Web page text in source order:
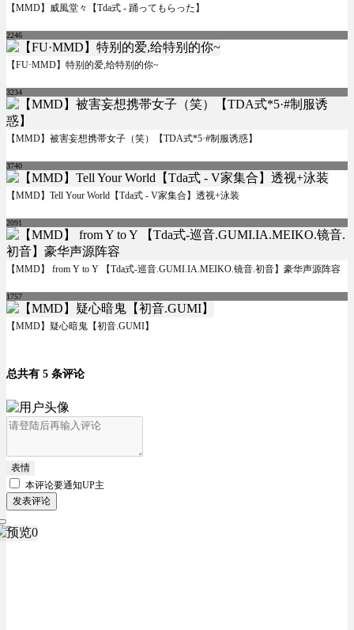
【MMD】威風堂々【Tda式 - 踊ってもらった】
2246
【FU·MMD】特别的爱,给特别的你~
3234
【MMD】被害妄想携帯女子（笑）【TDA式*5·#制服诱惑】
3740
【MMD】Tell Your World【Tda式 - V家集合】透视+泳装
2091
【MMD】 from Y to Y 【Tda式-巡音.GUMI.IA.MEIKO.镜音.初音】豪华声源阵容
1757
【MMD】疑心暗鬼【初音.GUMI】
总共有 5 条评论
表情
本评论要通知UP主
发表评论